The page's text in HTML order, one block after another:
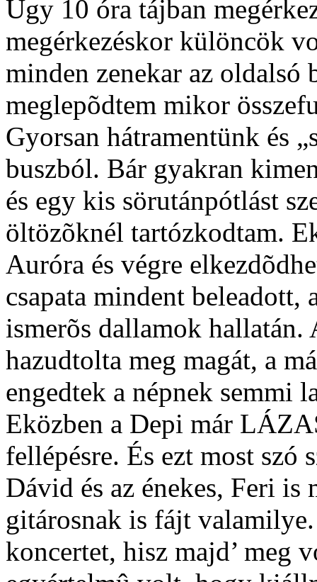
Úgy 10 óra tájban
megérkezéskor különcök
minden zenekar az
meglepõdtem mikor
Gyorsan hátramentünk és
buszból. Bár gyakran
és egy kis sörutánpótlást
öltözõknél tartózkodtam.
Auróra és végre
csapata mindent beleadott,
ismerõs dallamok hallatán.
hazudtolta meg magát, a
engedtek a népnek semmi
Eközben a Depi már
fellépésre. És ezt most szó
Dávid és az énekes, Feri is
gitárosnak is fájt
koncertet, hisz majd’ meg